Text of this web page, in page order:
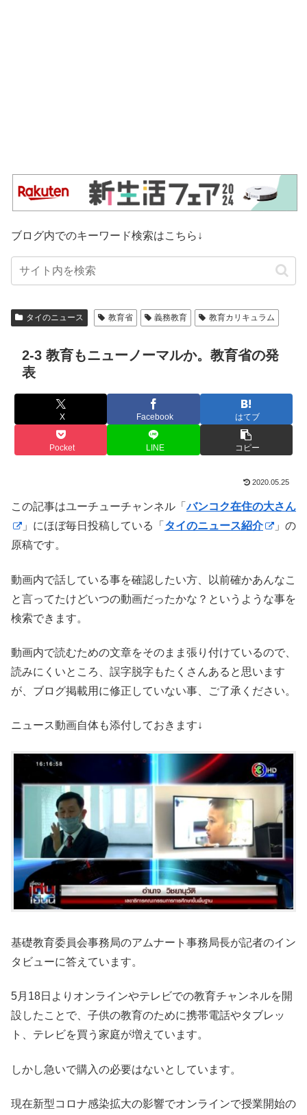
ブログ内でのキーワード検索はこちら↓
タイのニュース 教育省 義務教育 教育カリキュラム
2-3 教育もニューノーマルか。教育省の発
表
X Facebook はてブ
Pocket LINE コピー
2020.05.25
この記事はユーチューチャンネル「バンコク在住の大さん
」にほぼ毎日投稿している「 タイのニュース紹介
」の
原稿です。
動画内で話している事を確認したい方、以前確かあんなこ
と言ってたけどいつの動画だったかな？というような事を
検索できます。
動画内で読むための文章をそのまま張り付けているので、
読みにくいところ、誤字脱字もたくさんあると思います
が、ブログ掲載用に修正していない事、ご了承ください。
ニュース動画自体も添付しておきます↓
基礎教育委員会事務局のアムナート事務局長が記者のイン
タビューに答えています。
5月18日よりオンラインやテレビでの教育チャンネルを開
設したことで、子供の教育のために携帯電話やタブレッ
ト、テレビを買う家庭が増えています。
しかし急いで購入の必要はないとしています。
現在新型コロナ感染拡大の影響でオンラインで授業開始の